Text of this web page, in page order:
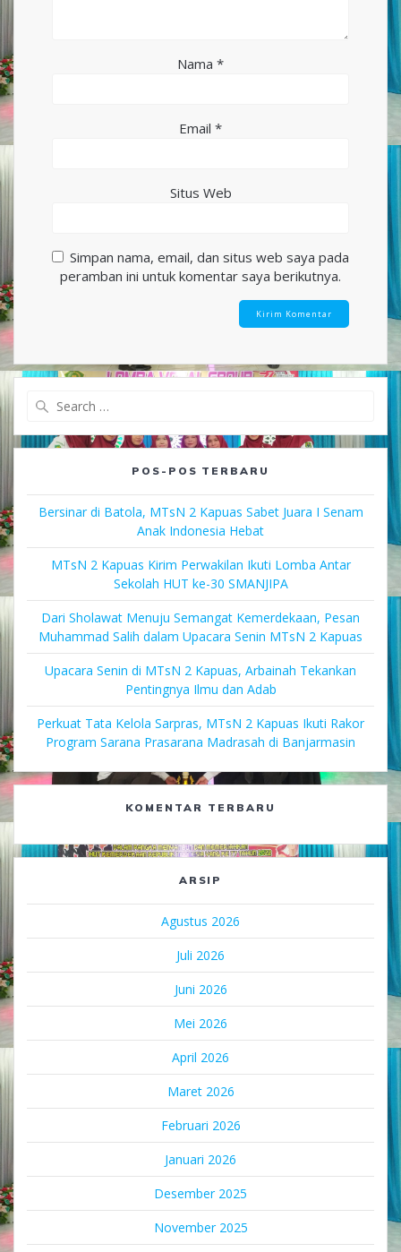
Nama *
Email *
Situs Web
Simpan nama, email, dan situs web saya pada
peramban ini untuk komentar saya berikutnya.
POS-POS TERBARU
Bersinar di Batola, MTsN 2 Kapuas Sabet Juara I Senam
Anak Indonesia Hebat
MTsN 2 Kapuas Kirim Perwakilan Ikuti Lomba Antar
Sekolah HUT ke-30 SMANJIPA
Dari Sholawat Menuju Semangat Kemerdekaan, Pesan
Muhammad Salih dalam Upacara Senin MTsN 2 Kapuas
Upacara Senin di MTsN 2 Kapuas, Arbainah Tekankan
Pentingnya Ilmu dan Adab
Perkuat Tata Kelola Sarpras, MTsN 2 Kapuas Ikuti Rakor
Program Sarana Prasarana Madrasah di Banjarmasin
KOMENTAR TERBARU
ARSIP
Agustus 2026
Juli 2026
Juni 2026
Mei 2026
April 2026
Maret 2026
Februari 2026
Januari 2026
Desember 2025
November 2025